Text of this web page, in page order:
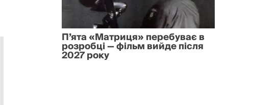
П’ята «Матриця» перебуває в
розробці — фільм вийде після
2027 року